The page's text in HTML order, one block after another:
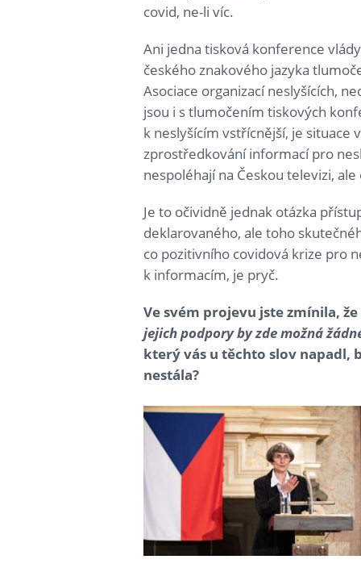
covid, ne-li víc.
Ani jedna tisková konference
českého znakového jazyka
Asociace organizací neslyšících,
jsou i s tlumočením tiskových
k neslyšícím vstřícnější, je situace
zprostředkování informací pro
nespoléhají na Českou televizi,
Je to očividně jednak otázka
deklarovaného, ale toho
co pozitivního covidová krize pro
k informacím, je pryč.
Ve svém projevu jste zmínila, že
jejich podpory by zde možná
který vás u těchto slov napadl,
nestála?